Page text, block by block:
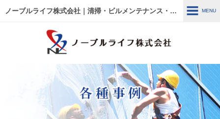
ノーブルライフ株式会社｜清掃・ビルメンテナンス・施設管理・改修工事｜大阪・兵庫・京都・滋賀・東京 MENU
各種事例
ノーブルライフの強み・特徴